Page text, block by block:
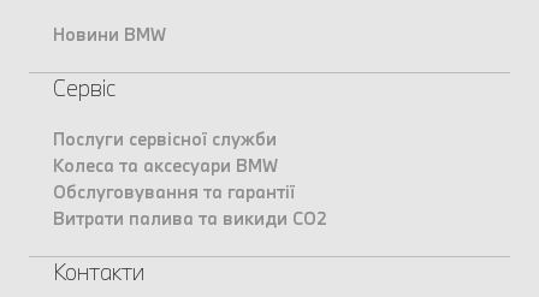
Новини BMW
Сервіс
Послуги сервісної служби
Колеса та аксесуари BMW
Обслуговування та гарантії
Витрати палива та викиди CO2
Контакти